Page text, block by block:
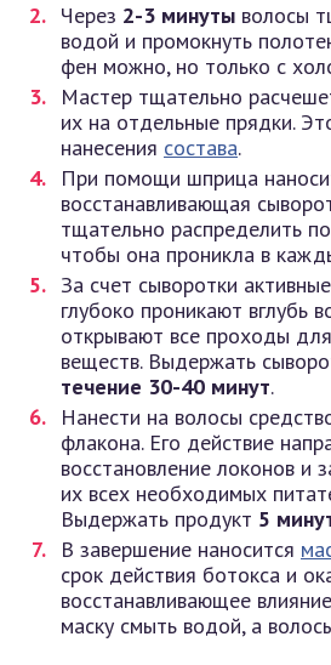
Через 2-3 минуты волосы
водой и промокнуть
фен можно, но только с
Мастер тщательно
их на отдельные прядки.
нанесения состава.
При помощи шприца
восстанавливающая
тщательно распределить
чтобы она проникла в
За счет сыворотки
глубоко проникают вглубь
открывают все проходы
веществ. Выдержать
течение 30-40 минут.
Нанести на волосы
флакона. Его действие
восстановление локонов и
их всех необходимых
Выдержать продукт 5
В завершение наносится
срок действия ботокса и
восстанавливающее
маску смыть водой, а